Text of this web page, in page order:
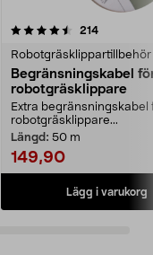
214
Robotgräsklippartillbehör
Begränsningskabel
robotgräsklippare
Extra begränsningskabel
robotgräsklippare...
Längd: 50 m
149,90
Lägg i varukorg
4.5 av 5 stjärnor